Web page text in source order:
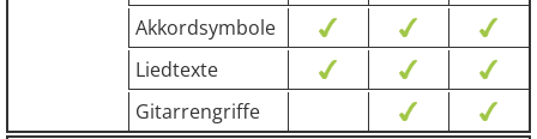
Akkordsymbole
Liedtexte
Gitarrengriffe